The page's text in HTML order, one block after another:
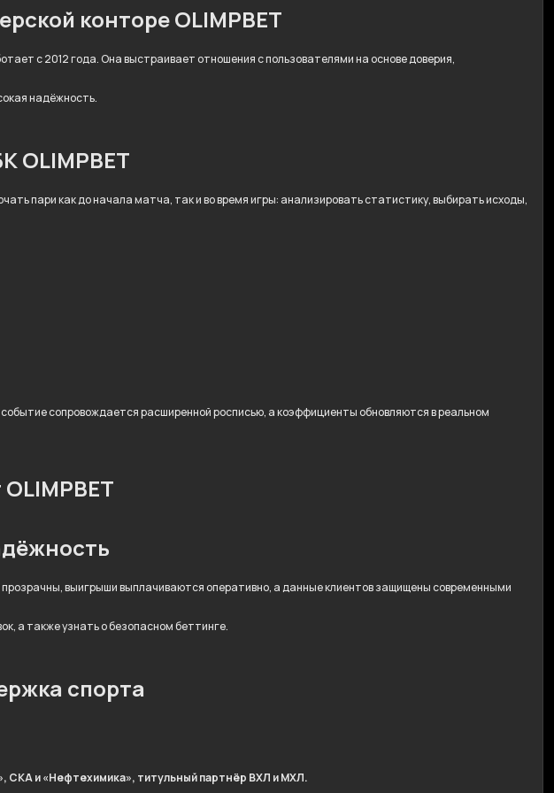
конторе OLIMPBET
с 2012 года. Она выстраивает отношения с пользователями на основе доверия,
надёжность.
OLIMPBET
пари как до начала матча, так и во время игры: анализировать статистику, выбирать исходы,
сопровождается расширенной росписью, а коэффициенты обновляются в реальном
выигрыши выплачиваются оперативно, а данные клиентов защищены современными
а также узнать о безопасном беттинге.
спорта
СКА и «Нефтехимика», титульный партнёр ВХЛ и МХЛ.